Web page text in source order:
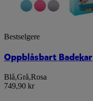
Bestselgere
Oppblåsbart Badekar
Blå,Grå,Rosa
749,90 kr